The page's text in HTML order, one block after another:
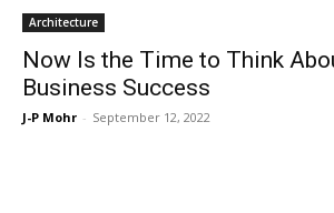
Architecture
Now Is the Time to Think
Business Success
J-P Mohr - September 12, 2022